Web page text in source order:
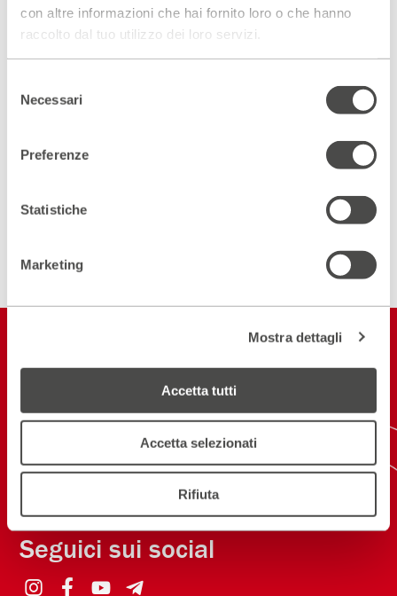
con altre informazioni che hai fornito loro o che hanno
raccolto dal tuo utilizzo dei loro servizi.
delNecessari
Preferenze
Statistiche
Marketing
Mostra dettagli
Accetta tutti
Accetta selezionati
Rifiuta
Scopri un luogo unico
contatto
ISCRIVITI ALLA NEWSLETTER
Seguici sui social